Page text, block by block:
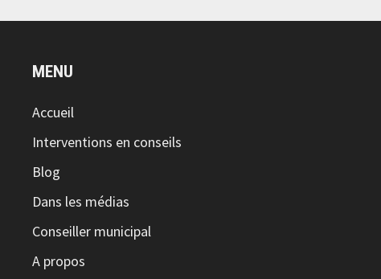
MENU
Accueil
Interventions en conseils
Blog
Dans les médias
Conseiller municipal
A propos